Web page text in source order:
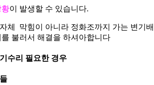
황이 발생할 수 있습니다.
체 막힘이 아니라 정화조까지 가는 변기
불러서 해결을 하셔아합니다
수리 필요한 경우